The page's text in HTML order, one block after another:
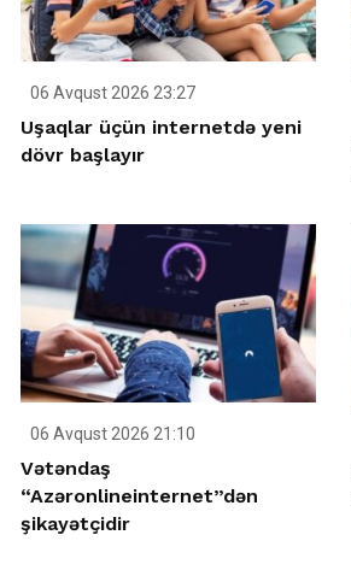
06 Avqust 2026 23:27
Uşaqlar üçün internetdə yeni
dövr başlayır
06 Avqust 2026 21:10
Vətəndaş
“Azəronlineinternet”dən
şikayətçidir